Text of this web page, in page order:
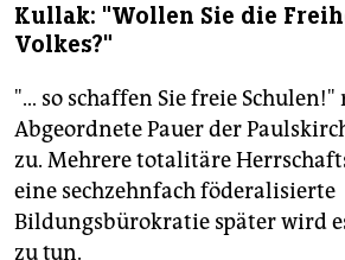
Kullak: "Wollen Sie die
Volkes?"
"… so schaffen Sie freie Schulen!"
Abgeordnete Pauer der
zu. Mehrere totalitäre
eine sechzehnfach föderalisierte
Bildungsbürokratie später wird
zu tun.